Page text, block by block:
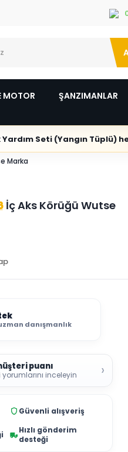
MOTOR ŞANZIMANLAR
Seti (Yangın Tüplü)
Marka
İç Aks Körüğü Wutse
danışmanlık
puanı
inceleyin ›
Güvenli alışveriş
Hızlı gönderim
desteği